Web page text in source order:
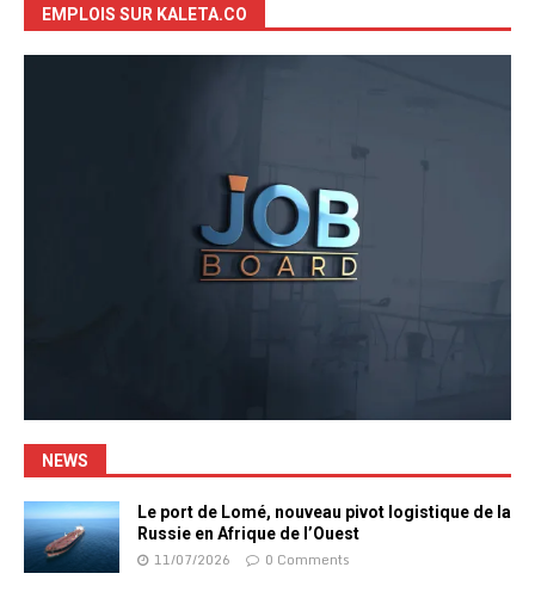
EMPLOIS SUR KALETA.CO
NEWS
Le port de Lomé, nouveau pivot logistique de la
Russie en Afrique de l’Ouest
11/07/2026 0 Comments